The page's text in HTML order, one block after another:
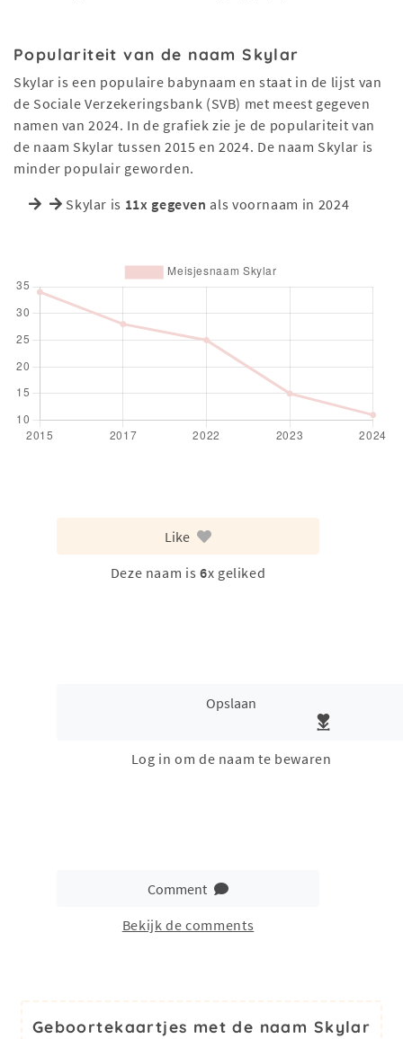
Populariteit van de naam Skylar
Skylar is een populaire babynaam en staat in de lijst van
de Sociale Verzekeringsbank (SVB) met meest gegeven
namen van 2024. In de grafiek zie je de populariteit van
de naam Skylar tussen 2015 en 2024. De naam Skylar is
minder populair geworden.
Skylar is 11x gegeven als voornaam in 2024
Like
Deze naam is 6x geliked
Opslaan
Log in om de naam te bewaren
Comment
Bekijk de comments
Geboortekaartjes met de naam Skylar